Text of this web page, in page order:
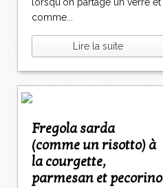
lorsqu'on partage un verre et
comme...
Lire la suite
Fregola sarda
(comme un risotto) à
la courgette,
parmesan et pecorino